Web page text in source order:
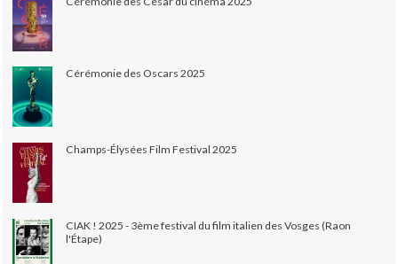
Cérémonie des Oscars 2025
Champs-Élysées Film Festival 2025
CIAK ! 2025 - 3ème festival du film italien des Vosges (Raon
l'Étape)